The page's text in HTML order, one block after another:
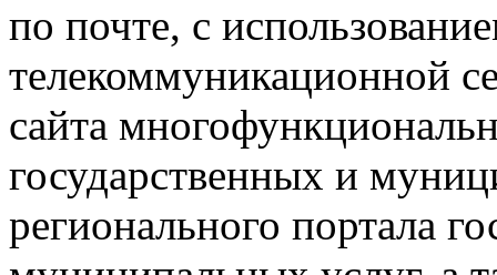
по почте, с
телекоммуникационной
сайта
государственных и
регионального портала